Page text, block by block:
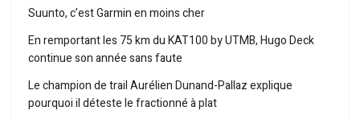
Suunto, c’est Garmin en moins cher
En remportant les 75 km du KAT100 by UTMB, Hugo Deck
continue son année sans faute
Le champion de trail Aurélien Dunand-Pallaz explique
pourquoi il déteste le fractionné à plat